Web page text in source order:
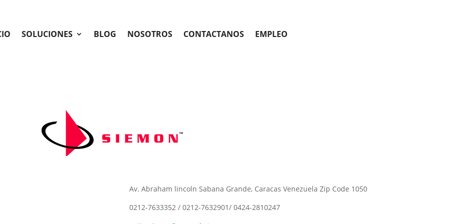
SOLUCIONES BLOG NOSOTROS CONTACTANOS EMPLEO
Av. Abraham lincoln Sabana Grande, Caracas Venezuela Zip Code 1050
0212-7633352 / 0212-7632901/ 0424-2810247